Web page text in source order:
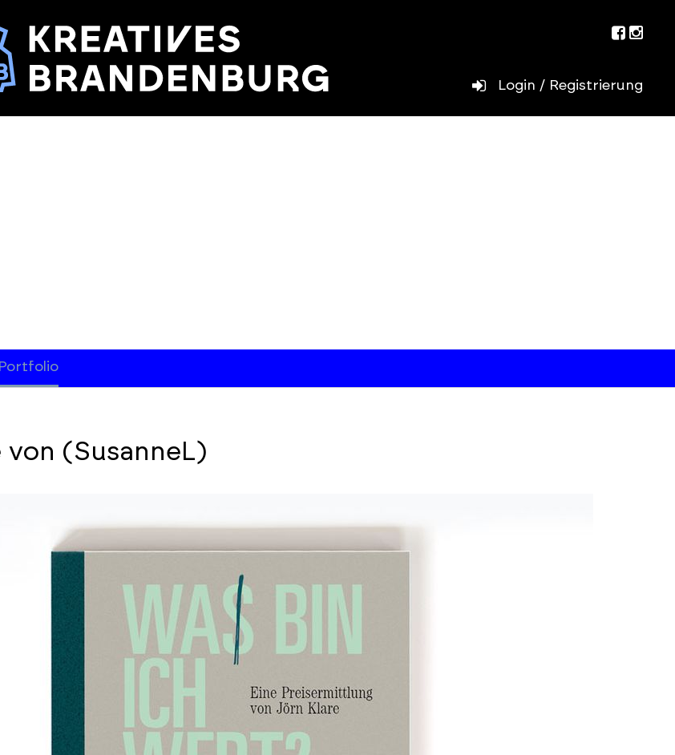
Login / Registrierung
Portfolio
von (SusanneL)